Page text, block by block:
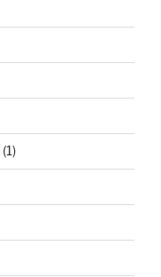
(1)